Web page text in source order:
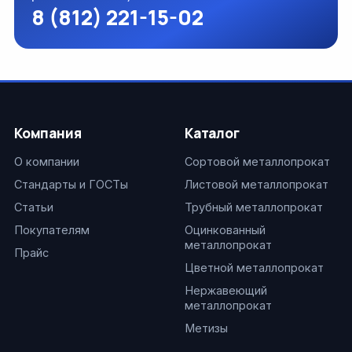
8 (812) 221-15-02
Компания
О компании
Стандарты и ГОСТы
Статьи
Покупателям
Прайс
Каталог
Сортовой металлопрокат
Листовой металлопрокат
Трубный металлопрокат
Оцинкованный
металлопрокат
Цветной металлопрокат
Нержавеющий
металлопрокат
Метизы